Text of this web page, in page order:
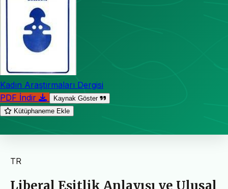
Kadın Araştırmaları Dergisi
PDF İndir
Kaynak Göster
Kütüphaneme Ekle
TR
Liberal Eşitlik Anlayışı ve Ulusal